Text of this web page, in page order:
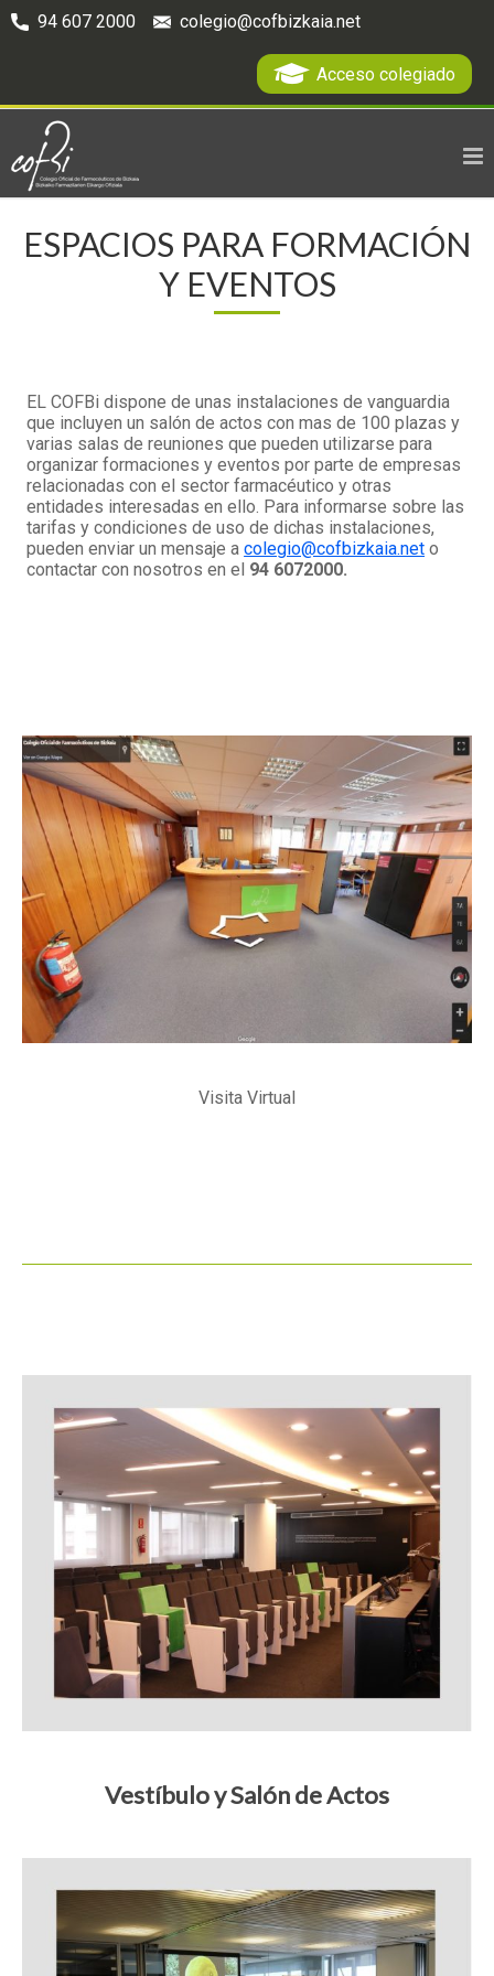
94 607 2000 colegio@cofbizkaia.net
Acceso colegiado
ESPACIOS PARA FORMACIÓN
Y EVENTOS
EL COFBi dispone de unas instalaciones de vanguardia
que incluyen un salón de actos con mas de 100 plazas y
varias salas de reuniones que pueden utilizarse para
organizar formaciones y eventos por parte de empresas
relacionadas con el sector farmacéutico y otras
entidades interesadas en ello. Para informarse sobre las
tarifas y condiciones de uso de dichas instalaciones,
pueden enviar un mensaje acolegio@cofbizkaia.net o
contactar con nosotros en el 94 6072000.
Visita Virtual
Vestíbulo y Salón de Actos